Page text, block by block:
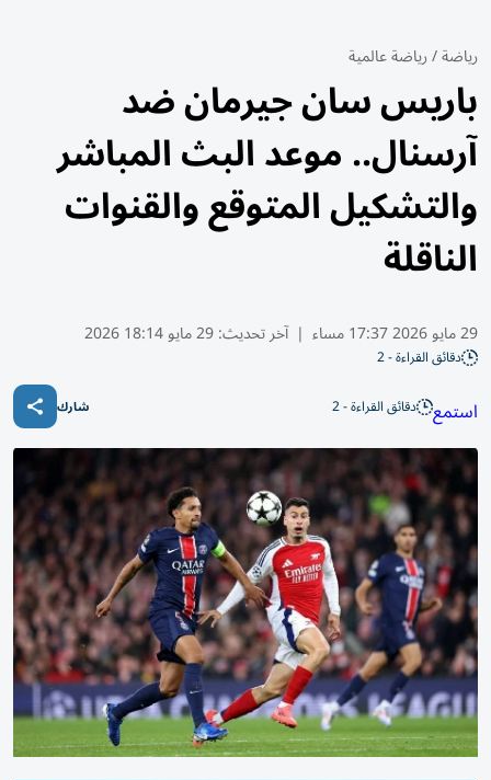
رياضة/رياضة عالمية
باريس سان جيرمان ضد
آرسنال.. موعد البث المباشر
والتشكيل المتوقع والقنوات
الناقلة
29 مايو 2026 17:37 مساء | آخر تحديث:29 مايو 18:14 2026
دقائق القراءة - 2
استمع دقائق القراءة - 2 شارك